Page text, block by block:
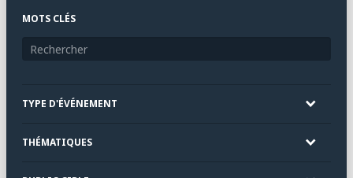
MOTS CLÉS
TYPE D'ÉVÉNEMENT
THÉMATIQUES